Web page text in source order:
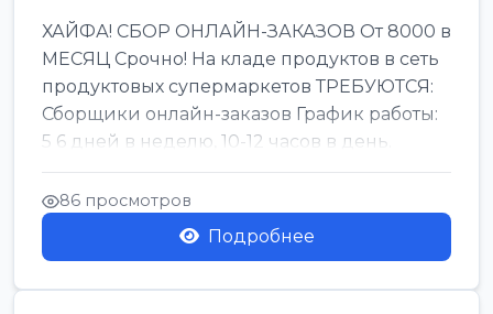
ХАЙФА! СБОР ОНЛАЙН-ЗАКАЗОВ От 8000 в
МЕСЯЦ Срочно! На кладе продуктов в сеть
продуктовых супермаркетов ТРЕБУЮТСЯ:
Сборщики онлайн-заказов График работы:
5 6 дней в неделю, 10-12 часов в день.
Колле ОП...
86 просмотров
Подробнее